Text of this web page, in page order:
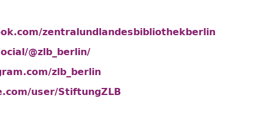
zentralundlandesbibliothekberlin
@zlb_berlin/
zlb_berlin
user/StiftungZLB